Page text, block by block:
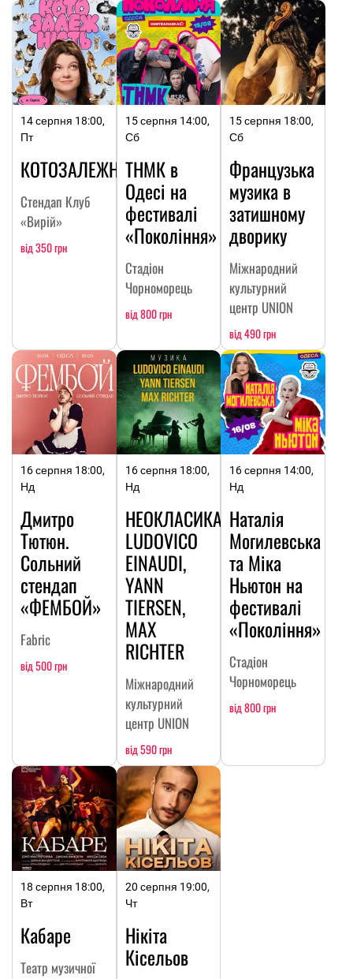
14 серпня 18:00,
Пт
КОТОЗАЛЕЖНІСТЬ
Стендап Клуб
«Вирій»
від 350 грн
15 серпня 14:00,
Сб
ТНМК в
Одесі на
фестивалі
«Покоління»
Стадіон
Чорноморець
від 800 грн
15 серпня 18:00,
Сб
Французька
музика в
затишному
дворику
Міжнародний
культурний
центр UNION
від 490 грн
16 серпня 18:00,
Нд
Дмитро
Тютюн.
Сольний
стендап
«ФЕМБОЙ»
Fabric
від 500 грн
16 серпня 18:00,
Нд
НЕОКЛАСИКА:
LUDOVICO
EINAUDI,
YANN
TIERSEN,
MAX
RICHTER
Міжнародний
культурний
центр UNION
від 590 грн
16 серпня 14:00,
Нд
Наталія
Могилевська
та Міка
Ньютон на
фестивалі
«Покоління»
Стадіон
Чорноморець
від 800 грн
18 серпня 18:00,
Вт
Кабаре
Театр музичної
20 серпня 19:00,
Чт
Нікіта
Кісельов